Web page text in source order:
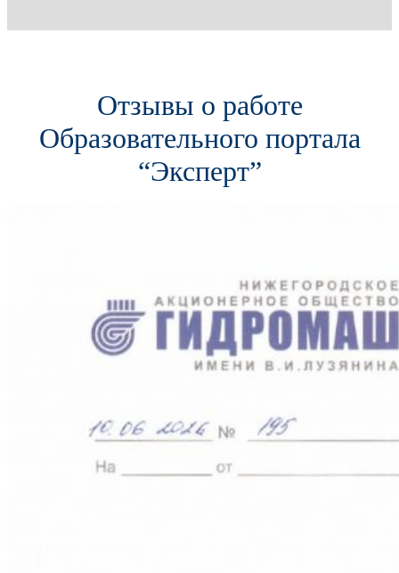
Отзывы о работе
Образовательного портала
“Эксперт”